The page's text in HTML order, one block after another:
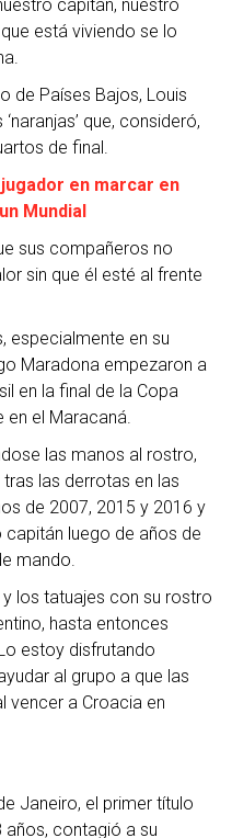
capitán, nuestro
está viviendo se lo
de Países Bajos, Louis
que, consideró,
de final.
en marcar en
Mundial
sus compañeros no
sin que él esté al frente
especialmente en su
Maradona empezaron a
en la final de la Copa
en el Maracaná.
las manos al rostro,
las derrotas en las
de 2007, 2015 y 2016 y
capitán luego de años de
mando.
los tatuajes con su rostro
hasta entonces
estoy disfrutando
al grupo a que las
vencer a Croacia en
Janeiro, el primer título
años, contagió a su